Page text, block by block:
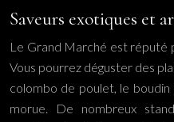
Saveurs exotiques et
Le Grand Marché est réputé
Vous pourrez déguster des
colombo de poulet, le
morue. De nombreux